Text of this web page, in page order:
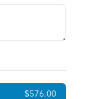
$576.00